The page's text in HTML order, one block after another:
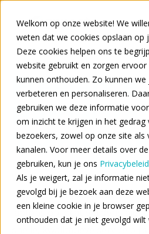
Welkom op onze website! We
weten dat we cookies opslaan op
Deze cookies helpen ons te
website gebruikt en zorgen
kunnen onthouden. Zo kunnen
verbeteren en personaliseren.
gebruiken we deze informatie
om inzicht te krijgen in het gedrag
bezoekers, zowel op onze site als
kanalen. Voor meer details over
gebruiken, kun je ons Privacybeleid
Als je weigert, zal je informatie
gevolgd bij je bezoek aan deze
een kleine cookie in je browser
onthouden dat je niet gevolgd wilt
Freelance
Hardware
Word Freelance Hardware
help het onderwijs draaiende
laptops op locatie tijdens